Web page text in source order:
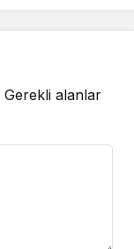
Gerekli alanlar